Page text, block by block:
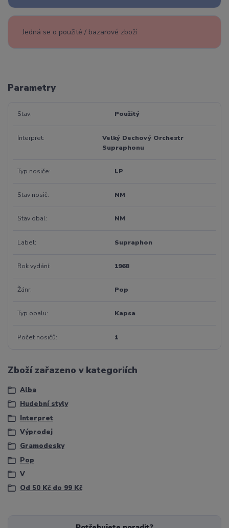
Jedná se o použité / bazarové zboží
Parametry
Stav Použitý
Interpret
Velký Dechový Orchestr
Supraphonu
Typ nosiče LP
Stav nosič NM
Stav obal NM
Label Supraphon
Rok vydání 1968
Žánr Pop
Typ obalu Kapsa
Počet nosičů 1
Zboží zařazeno v kategoriích
Alba
Hudební styly
Interpret
Výprodej
Gramodesky
Pop
V
Od 50 Kč do 99 Kč